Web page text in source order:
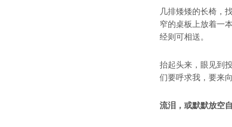
几排矮矮的长椅，
窄的桌板上放着一
经则可相送。
抬起头来，眼见到
们要呼求我，要来
流泪，或默默放空